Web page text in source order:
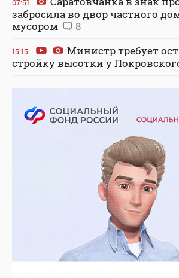
забросила во двор частного
мусором
8
15:15
Министр требует
стройку высотки у